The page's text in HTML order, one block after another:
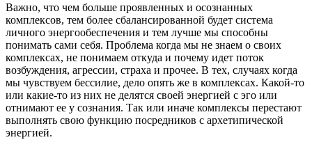
Важно, что чем больше проявленных и осознанных
комплексов, тем более сбалансированной будет система
личного энергообеспечения и тем лучше мы способны
понимать сами себя. Проблема когда мы не знаем о своих
комплексах, не понимаем откуда и почему идет поток
возбуждения, агрессии, страха и прочее. В тех, случаях когда
мы чувствуем бессилие, дело опять же в комплексах. Какой-то
или какие-то из них не делятся своей энергией с эго или
отнимают ее у сознания. Так или иначе комплексы перестают
выполнять свою функцию посредников с архетипической
энергией.